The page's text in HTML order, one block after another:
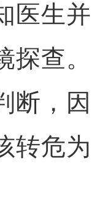
医生并
探查。
断，因
转危为